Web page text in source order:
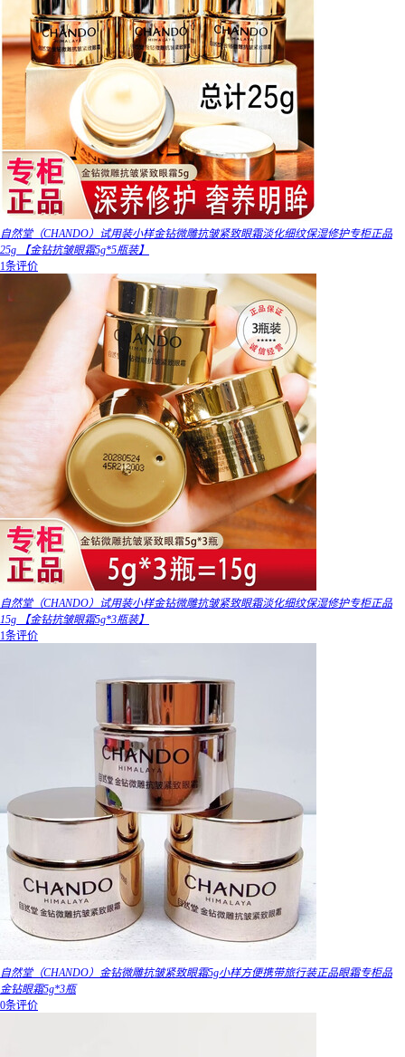
自然堂（CHANDO）试用装小样金钻微雕抗皱紧致眼霜淡化细纹保湿修护专柜正品
25g 【金钻抗皱眼霜5g*5瓶装】
1条评价
自然堂（CHANDO）试用装小样金钻微雕抗皱紧致眼霜淡化细纹保湿修护专柜正品
15g 【金钻抗皱眼霜5g*3瓶装】
1条评价
自然堂（CHANDO）金钻微雕抗皱紧致眼霜5g小样方便携带旅行装正品眼霜专柜品
金钻眼霜5g*3瓶
0条评价